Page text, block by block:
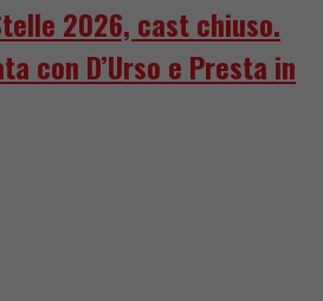
2026, cast chiuso.
con D’Urso e Presta in